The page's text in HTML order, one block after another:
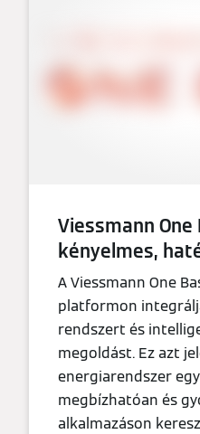
Viessmann One
kényelmes,
A Viessmann One
platformon
rendszert és
megoldást. Ez azt
energiarendszer
megbízhatóan és
alkalmazáson